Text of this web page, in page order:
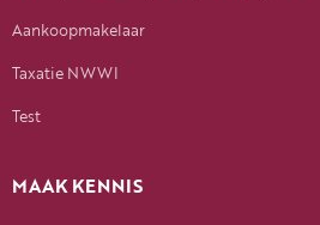
Aankoopmakelaar
Taxatie NWWI
Test
MAAK KENNIS